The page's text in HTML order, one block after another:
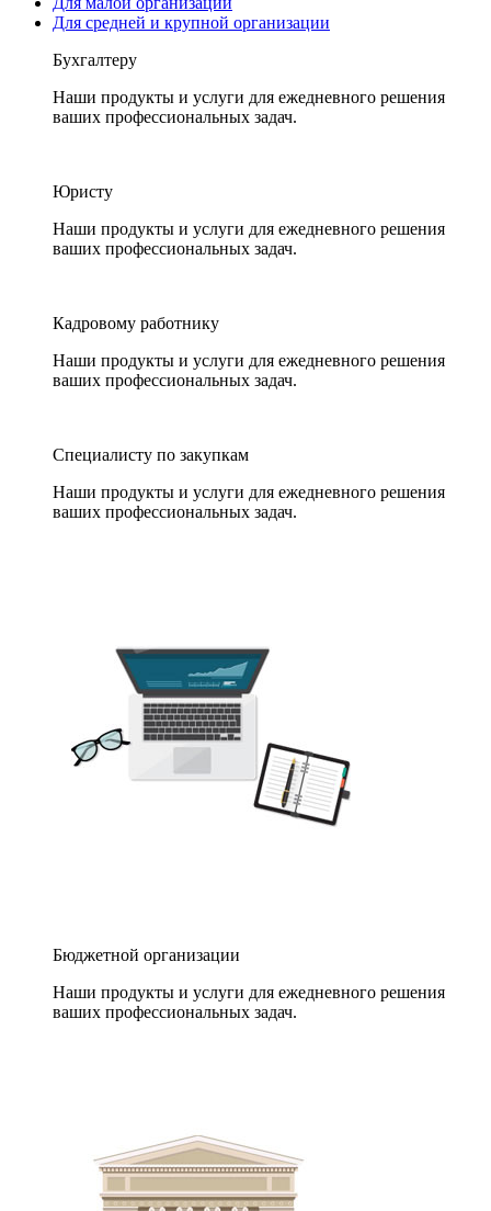
Для средней и крупной организации
Бухгалтеру
Наши продукты и услуги для ежедневного решения
ваших профессиональных задач.
Юристу
Наши продукты и услуги для ежедневного решения
ваших профессиональных задач.
Кадровому работнику
Наши продукты и услуги для ежедневного решения
ваших профессиональных задач.
Специалисту по закупкам
Наши продукты и услуги для ежедневного решения
ваших профессиональных задач.
Бюджетной организации
Наши продукты и услуги для ежедневного решения
ваших профессиональных задач.